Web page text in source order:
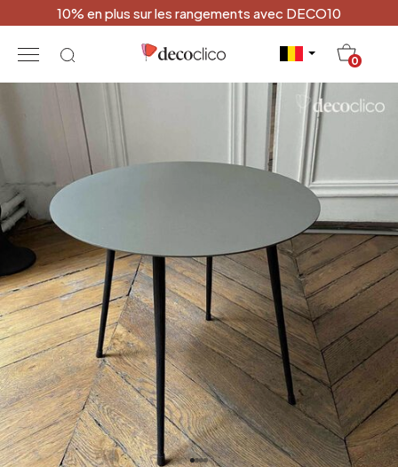
10% en plus sur les rangements avec DECO10
0